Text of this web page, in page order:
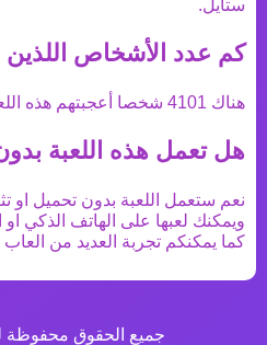
ستايل.
كم عدد الأشخاص اللذين
هناك 4101 شخصا أعجبتهم هذه
هل تعمل هذه اللعبة
نعم ستعمل اللعبة بدون تحميل او
ويمكنك لعبها على الهاتف الذكي او
كما يمكنكم تجربة العديد من
جميع الحقوق محفوظة